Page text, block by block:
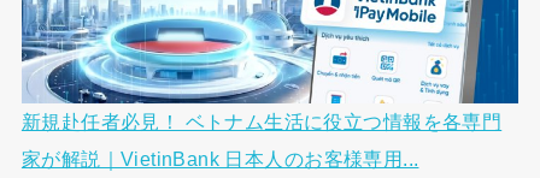
新規赴任者必見！ ベトナム生活に役立つ情報を各専門
家が解説｜VietinBank 日本人のお客様専用...